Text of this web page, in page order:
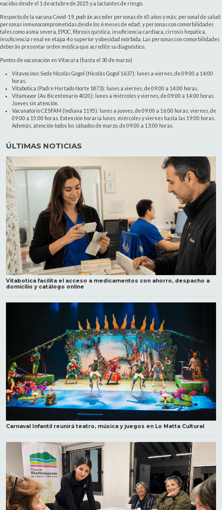
nacidos desde el 1 de octubre de 2025 y a lactantes de riesgo.
Respecto de la vacuna Covid-19, podrán acceder personas de 65 años y más; personal de salud;
personas inmunocomprometidas desde los 6 meses de edad; y personas con comorbilidades
tales como asma severa, EPOC, fibrosis quística, insuficiencia cardíaca, cirrosis hepática,
insuficiencia renal en etapa 4 o superior y obesidad mórbida. Las personas con comorbilidades
deberán presentar orden médica que acredite su diagnóstico.
Puntos de vacunación en Vitacura (hasta el 30 de marzo)
Vitavecinos Sede Nicolás Gogol (Nicolás Gogol 1637): lunes a viernes, de 09:00 a 14:00
horas.
Vitabotica (Padre Hurtado Norte 1873): lunes a viernes, de 09:00 a 14:00 horas.
Vitamayor (Av. Bicentenario 4020): lunes a miércoles y viernes, de 09:00 a 14:00 horas.
Jueves sin atención.
Vacunatorio CESFAM (Indiana 1195): lunes a jueves, de 09:00 a 16:00 horas; viernes, de
09:00 a 15:00 horas. Extensión horaria lunes, miércoles y viernes hasta las 19:00 horas.
Además, atención todos los sábados de marzo, de 09:00 a 13:00 horas.
ÚLTIMAS NOTICIAS
Vitabotica facilita el acceso a medicamentos con ahorro, despacho a
domicilio y catálogo online
Carnaval Infantil reunirá teatro, música y juegos en Lo Matta Cultural